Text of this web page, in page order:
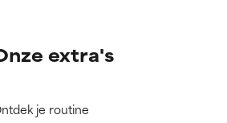
extra's
je routine